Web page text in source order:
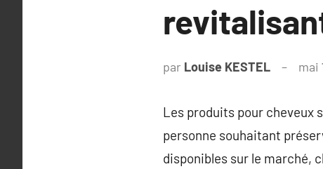
par Louise KESTEL mai
Les produits pour cheveux
personne souhaitant
disponibles sur le marché,